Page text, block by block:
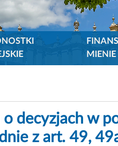
MIENIE
o decyzjach w
z art. 49,